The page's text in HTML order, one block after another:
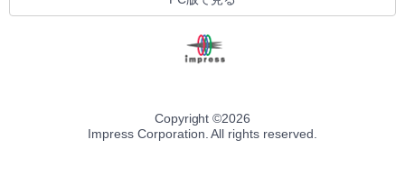
Copyright ©2026
Impress Corporation. All rights reserved.